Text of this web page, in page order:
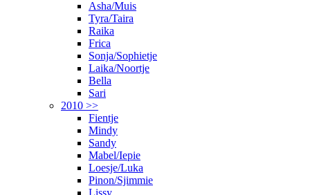
Asha/Muis
Tyra/Taira
Raika
Frica
Sonja/Sophietje
Laika/Noortje
Bella
Sari
2010 >>
Fientje
Mindy
Sandy
Mabel/Iepie
Loesje/Luka
Pinon/Sjimmie
Lissy